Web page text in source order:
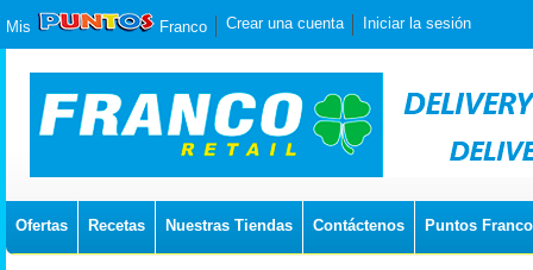
Mis Franco Crear una cuenta Iniciar la sesión
Ofertas Recetas Nuestras Tiendas Contáctenos Puntos Franco